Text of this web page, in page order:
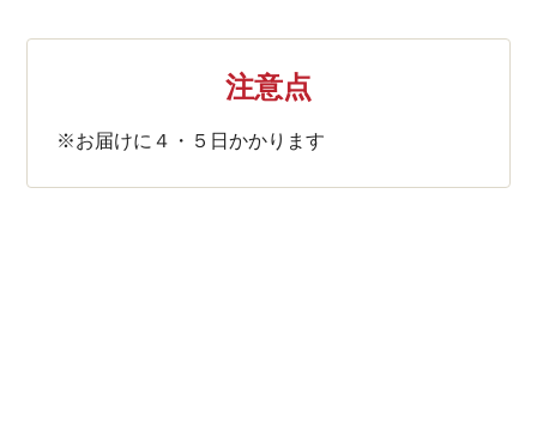
注意点
※お届けに４・５日かかります